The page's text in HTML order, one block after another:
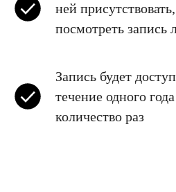
ней
посмотреть запись
Запись будет
течение одного
количество раз